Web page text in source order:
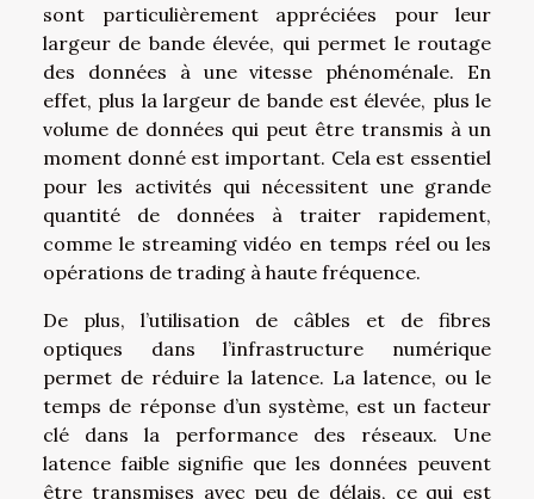
sont particulièrement appréciées pour leur
largeur de bande élevée, qui permet le routage
des données à une vitesse phénoménale. En
effet, plus la largeur de bande est élevée, plus le
volume de données qui peut être transmis à un
moment donné est important. Cela est essentiel
pour les activités qui nécessitent une grande
quantité de données à traiter rapidement,
comme le streaming vidéo en temps réel ou les
opérations de trading à haute fréquence.
De plus, l’utilisation de câbles et de fibres
optiques dans l’infrastructure numérique
permet de réduire la latence. La latence, ou le
temps de réponse d’un système, est un facteur
clé dans la performance des réseaux. Une
latence faible signifie que les données peuvent
être transmises avec peu de délais, ce qui est